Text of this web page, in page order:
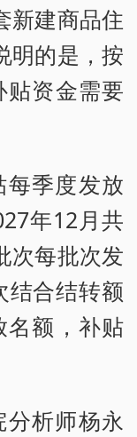
新建商品住
明的是，按
贴资金需要
季度发放
年12月共
次每批次发
结合结转额
名额，补贴
析师杨永